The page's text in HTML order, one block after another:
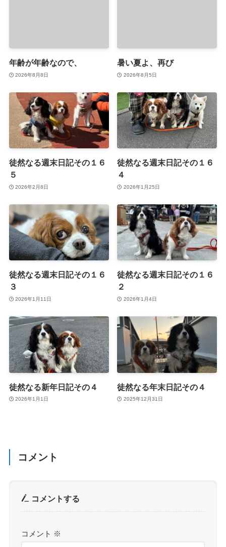
年齢が年齢なので、
2026年8月8日
暑い夏よ、再び
2026年8月5日
徒然なる週末日記その１６
５
2026年2月8日
徒然なる週末日記その１６
４
2026年1月25日
徒然なる週末日記その１６
３
2026年1月11日
徒然なる週末日記その１６
２
2026年1月4日
徒然なる新年日記その４
2026年1月1日
徒然なる年末日記その４
2025年12月31日
コメント
コメントする
コメント ※